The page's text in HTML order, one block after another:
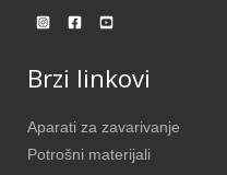
Brzi linkovi
Aparati za zavarivanje
Potrošni materijali